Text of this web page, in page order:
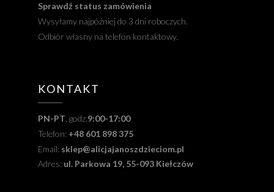
Sprawdź status zamówienia
Wysyłamy najpóźniej do 3 dni roboczych.
Odbiór własny na telefon kontaktowy.
KONTAKT
PN-PT , godz.9:00-17:00
Telefon: +48 601 898 375
Email: sklep@alicjajanoszdzieciom.pl
Adres: ul. Parkowa 19, 55-093 Kiełczów